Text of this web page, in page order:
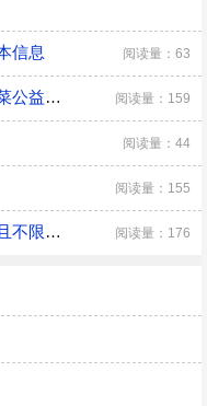
信息 阅读量：63
在支付宝APP怎么捐赠为老人家一个菜公益项目？ 阅读量：159
阅读量：44
阅读量：155
支付宝收钱码收款这样设置免费提现且不限额度！ 阅读量：176